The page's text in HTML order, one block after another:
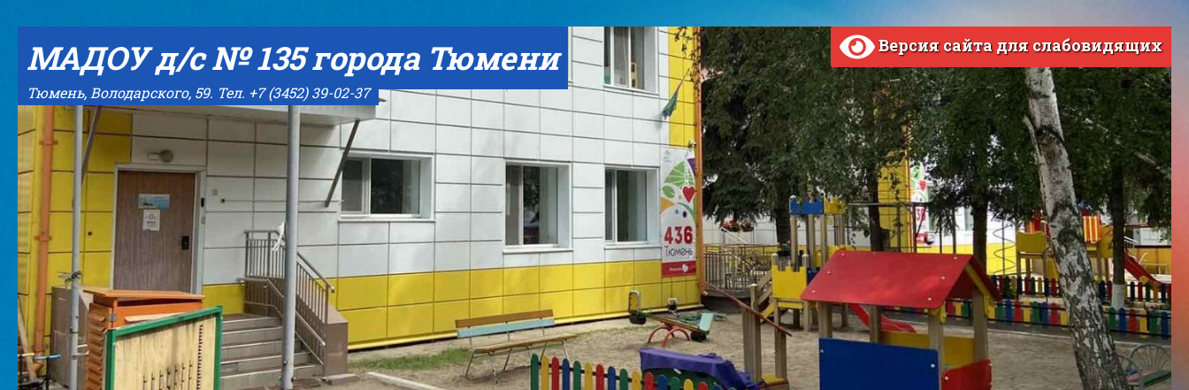
Skip to content
МАДОУ д/с № 135 города Тюмени
Тюмень, Володарского, 59. Тел. +7 (3452) 39-02-37
Версия сайта для слабовидящих